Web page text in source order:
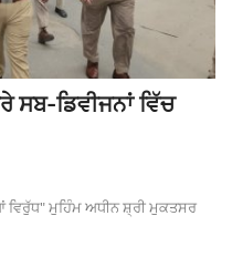
ਸਬ-ਡਿਵੀਜਨਾਂ ਵਿੱਚ
ਵਿਰੁੱਧ" ਮੁਹਿੰਮ ਅਧੀਨ ਸ਼੍ਰੀ ਮੁਕਤਸਰ